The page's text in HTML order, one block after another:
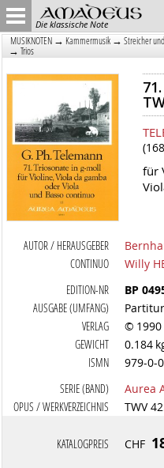
Die klassische Note
MUSIKNOTEN → Kammermusik → Streicher
→ Trios
für
AUTOR / HERAUSGEBER
CONTINUO
Willy
EDITION-NR
BP
AUSGABE (UMFANG)
VERLAG
©
GEWICHT
0.184
ISMN
979-0-
SERIE (BAND)
Aurea
OPUS / WERKVERZEICHNIS
TWV
KATALOGPREIS CHF